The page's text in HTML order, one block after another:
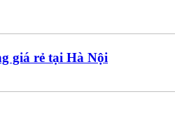
giá rẻ tại Hà Nội